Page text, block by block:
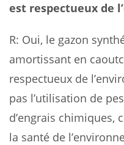
est respectueux de
R: Oui, le gazon
amortissant en
respectueux de
pas l’utilisation de
d’engrais chimiques,
la santé de